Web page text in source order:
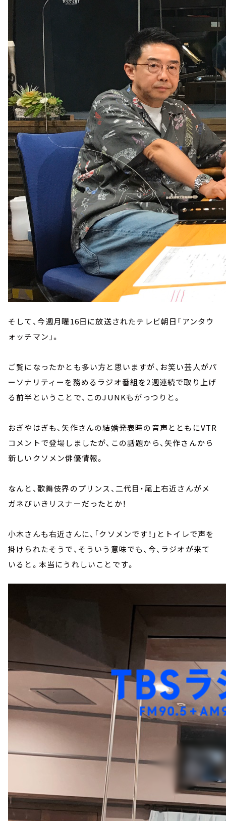
そして、今週月曜16日に放送されたテレビ朝日「アンタウ
ォッチマン」。
ご覧になったかとも多い方と思いますが、お笑い芸人がパ
ーソナリティーを務めるラジオ番組を2週連続で取り上げ
る前半ということで、このJUNKもがっつりと。
おぎやはぎも、矢作さんの結婚発表時の音声とともにVTR
コメントで登場しましたが、この話題から、矢作さんから
新しいクソメン俳優情報。
なんと、歌舞伎界のプリンス、二代目・尾上右近さんがメ
ガネびいきリスナーだったとか！
小木さんも右近さんに、「クソメンです！」とトイレで声を
掛けられたそうで、そういう意味でも、今、ラジオが来て
いると。本当にうれしいことです。